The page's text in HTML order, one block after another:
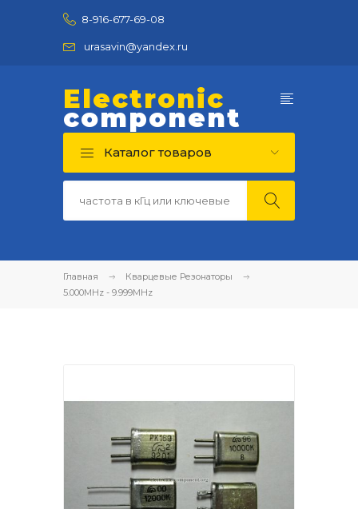
8-916-677-69-08
urasavin@yandex.ru
Electronic
component
Каталог товаров
Главная
Кварцевые Резонаторы
5.000MHz - 9.999MHz